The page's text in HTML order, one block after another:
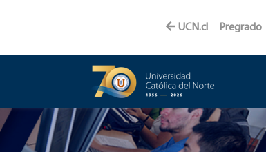
UCN.cl Pregrado